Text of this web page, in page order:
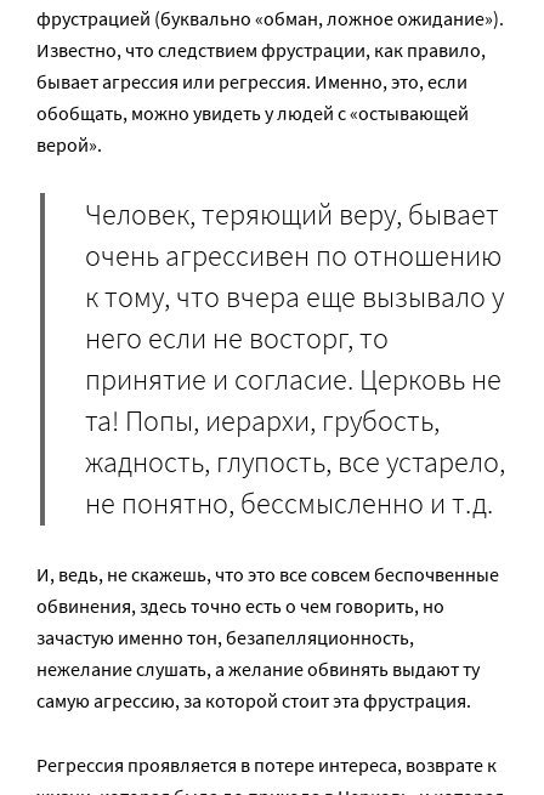
фрустрацией (буквально «обман, ложное ожидание»).
Известно, что следствием фрустрации, как правило,
бывает агрессия или регрессия. Именно, это, если
обобщать, можно увидеть у людей с «остывающей
верой».
Человек, теряющий веру, бывает
очень агрессивен по отношению
к тому, что вчера еще вызывало у
него если не восторг, то
принятие и согласие. Церковь не
та! Попы, иерархи, грубость,
жадность, глупость, все устарело,
не понятно, бессмысленно и т.д.
И, ведь, не скажешь, что это все совсем беспочвенные
обвинения, здесь точно есть о чем говорить, но
зачастую именно тон, безапелляционность,
нежелание слушать, а желание обвинять выдают ту
самую агрессию, за которой стоит эта фрустрация.
Регрессия проявляется в потере интереса, возврате к